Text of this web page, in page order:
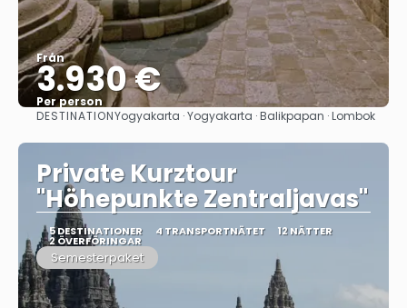
Från
3.930 €
Per person
Se
DESTINATIONYogyakarta · Yogyakarta · Balikpapan · Lombok
Private Kurztour
"Höhepunkte Zentraljavas"
5 DESTINATIONER 4 TRANSPORTNÄTET 12 NÄTTER
2 ÖVERFÖRINGAR
Semesterpaket